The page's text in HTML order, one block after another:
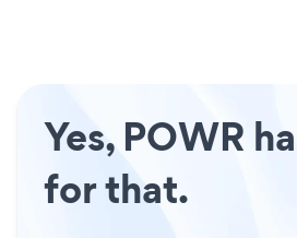
Yes, POWR
for that.